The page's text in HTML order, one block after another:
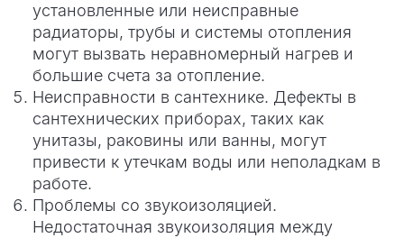
установленные или неисправные
радиаторы, трубы и системы отопления
могут вызвать неравномерный нагрев и
большие счета за отопление.
Неисправности в сантехнике. Дефекты в
сантехнических приборах, таких как
унитазы, раковины или ванны, могут
привести к утечкам воды или неполадкам в
работе.
Проблемы со звукоизоляцией.
Недостаточная звукоизоляция между